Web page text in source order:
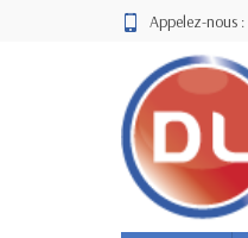
Appelez-nous :